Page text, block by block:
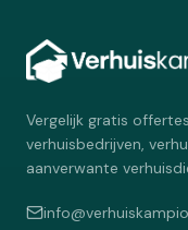
Vergelijk gratis
verhuisbedrijven,
aanverwante